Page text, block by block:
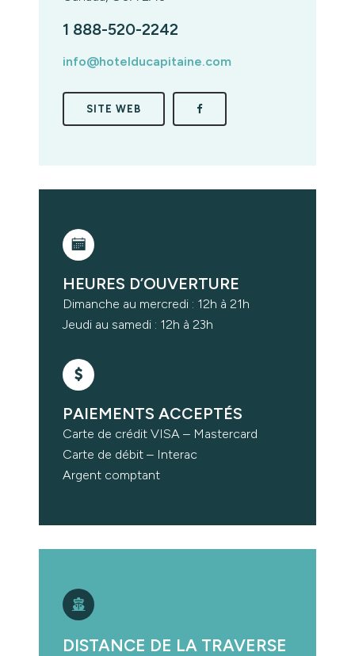
1 888-520-2242
info@hotelducapitaine.com
SITE WEB
HEURES D’OUVERTURE
Dimanche au mercredi : 12h à 21h
Jeudi au samedi : 12h à 23h
PAIEMENTS ACCEPTÉS
Carte de crédit VISA – Mastercard
Carte de débit – Interac
Argent comptant
DISTANCE DE LA TRAVERSE